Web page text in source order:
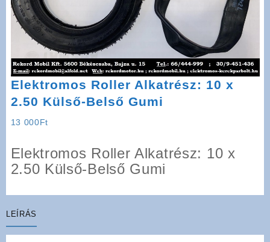
Elektromos Roller Alkatrész: 10 x
2.50 Külső-Belső Gumi
13 000Ft
Elektromos Roller Alkatrész: 10 x
2.50 Külső-Belső Gumi
LEÍRÁS